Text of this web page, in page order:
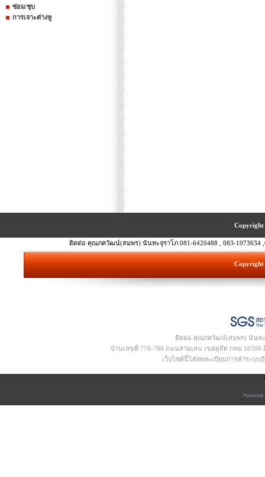
ซ่อม/ชุบ
การเจาะต่างหู
Copyright
ติดต่อ คุณภควัฒน์(สมพร) นันทะจุราโภ 081-6420488 , 083-1973634
Copyright
ติดต่อ คุณภควัฒน์(สมพร) นันทะจุ
บ้านเลขที่ 778-780 ถนนสามเสน เขตดุสิต กทม 10300 อี
เว็ปไซด์นี้ได้จดทะเบียนการค้าระบบ